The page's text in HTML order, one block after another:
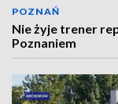
POZNAŃ
Nie żyje trener
Poznaniem